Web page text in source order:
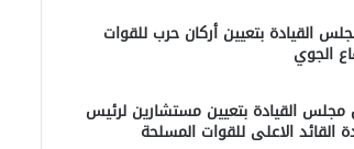
القيادة بتعيين أركان حرب للقوات
الجوي
مجلس القيادة بتعيين مستشارين لرئيس
القائد الاعلى للقوات المسلحة